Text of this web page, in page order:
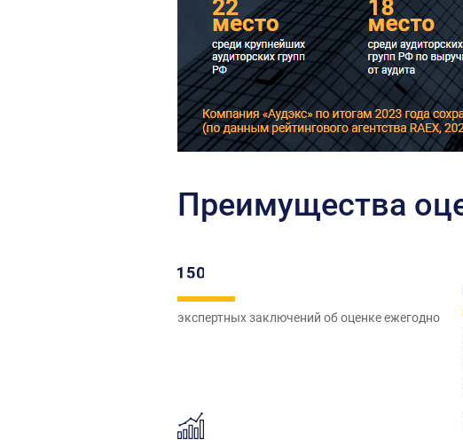
Преимущества
экспертных заключений об оценке ежегодно